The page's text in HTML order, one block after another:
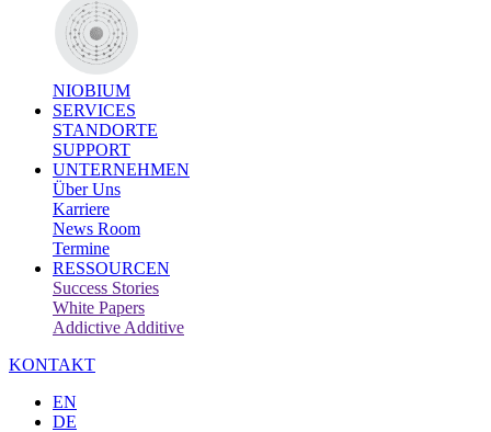
NIOBIUM
SERVICES
STANDORTE
SUPPORT
UNTERNEHMEN
Über Uns
Karriere
News Room
Termine
RESSOURCEN
Success Stories
White Papers
Addictive Additive
KONTAKT
EN
DE